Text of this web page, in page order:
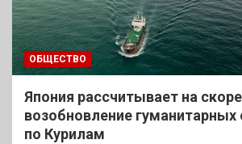
ОБЩЕСТВО
Япония рассчитывает на
возобновление
по Курилам